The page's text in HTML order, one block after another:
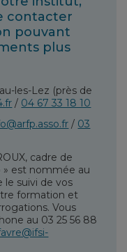
contacter
pouvant
plus
les-Lez (près de
/ 04 67 33 18 10
/ 03
cadre de
» est nommée au
le suivi de vos
formation et
Vous
au 03 25 56 88